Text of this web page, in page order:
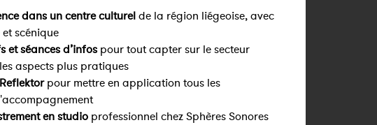
dans un centre culturelde la région liégeoise, avec
scénique
et séances d’infospour tout capter sur le secteur
aspects plus pratiques
pour mettre en application tous les
en studioprofessionnel chez Sphères Sonores